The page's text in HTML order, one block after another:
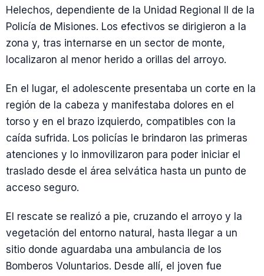
Helechos, dependiente de la Unidad Regional II de la
Policía de Misiones. Los efectivos se dirigieron a la
zona y, tras internarse en un sector de monte,
localizaron al menor herido a orillas del arroyo.
En el lugar, el adolescente presentaba un corte en la
región de la cabeza y manifestaba dolores en el
torso y en el brazo izquierdo, compatibles con la
caída sufrida. Los policías le brindaron las primeras
atenciones y lo inmovilizaron para poder iniciar el
traslado desde el área selvática hasta un punto de
acceso seguro.
El rescate se realizó a pie, cruzando el arroyo y la
vegetación del entorno natural, hasta llegar a un
sitio donde aguardaba una ambulancia de los
Bomberos Voluntarios. Desde allí, el joven fue